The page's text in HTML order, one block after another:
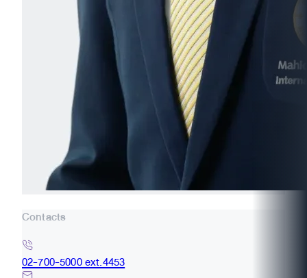
Contacts
02-700-5000 ext.4453